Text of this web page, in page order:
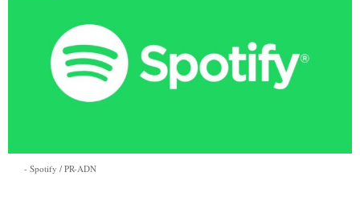
Spotify / PR-ADN